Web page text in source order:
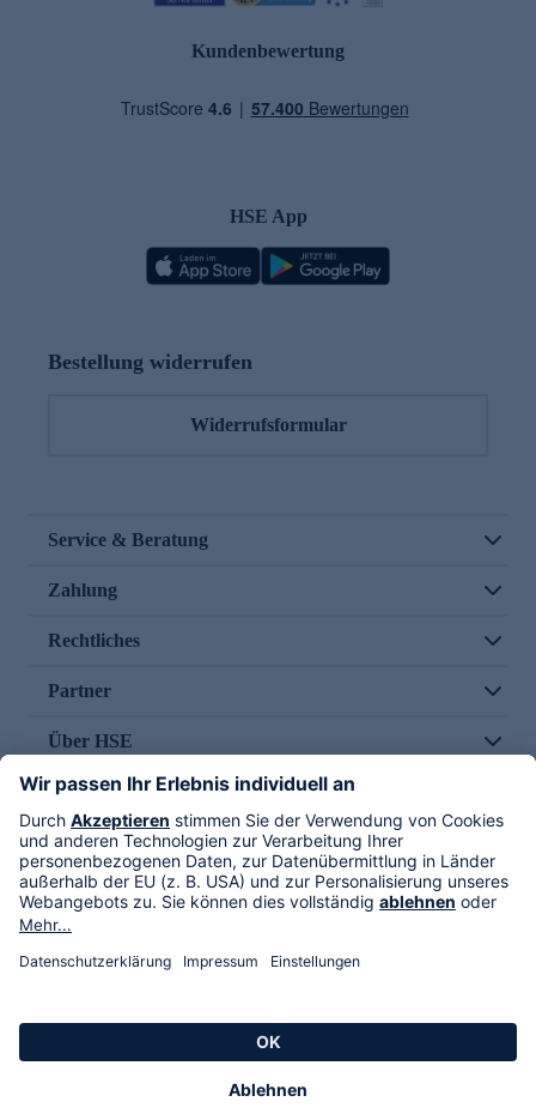
Kundenbewertung
HSE App
Bestellung widerrufen
Widerrufsformular
Service & Beratung
Zahlung
Rechtliches
Partner
Über HSE
Im TV
HSE International